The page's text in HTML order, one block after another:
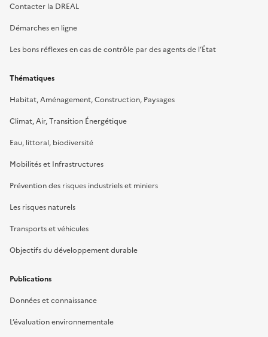
Contacter la DREAL
Démarches en ligne
Les bons réflexes en cas de contrôle par des agents de l’État
Thématiques
Habitat, Aménagement, Construction, Paysages
Climat, Air, Transition Énergétique
Eau, littoral, biodiversité
Mobilités et Infrastructures
Prévention des risques industriels et miniers
Les risques naturels
Transports et véhicules
Objectifs du développement durable
Publications
Données et connaissance
L’évaluation environnementale